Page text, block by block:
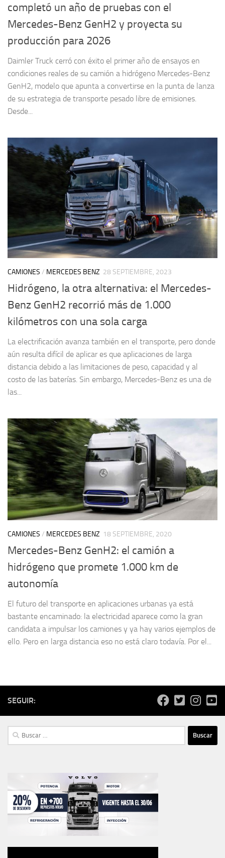
completó un año de pruebas con el
Mercedes-Benz GenH2 y proyecta su
producción para 2026
Daimler Truck cerró con éxito el primer año de ensayos en
condiciones reales de su camión a hidrógeno Mercedes-Benz
GenH2, modelo que apunta a convertirse en la punta de lanza
de su estrategia de transporte pesado libre de emisiones.
Desde...
CAMIONES / MERCEDES BENZ 28 SEPTIEMBRE, 2023
Hidrógeno, la otra alternativa: el Mercedes-
Benz GenH2 recorrió más de 1.000
kilómetros con una sola carga
La electrificación avanza también en el transporte, pero donde
aún resulta difícil de aplicar es que aplicaciones de larga
distancia debido a las limitaciones de peso, capacidad y al
costo de las baterías. Sin embargo, Mercedes-Benz es una de
las...
CAMIONES / MERCEDES BENZ 18 SEPTIEMBRE, 2020
Mercedes-Benz GenH2: el camión a
hidrógeno que promete 1.000 km de
autonomía
El futuro del transporte en aplicaciones urbanas ya está
bastante encaminado: la electricidad aparece como la gran
candidata a impulsar los camiones y ya hay varios ejemplos de
ello. Pero en larga distancia eso no está claro todavía. Por el...
SEGUIR:
Buscar: